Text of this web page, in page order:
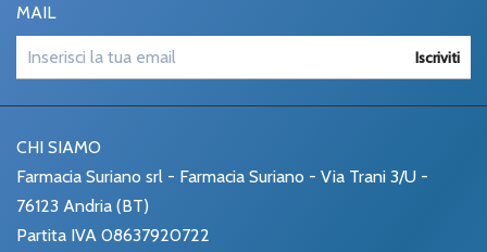
MAIL
Iscriviti
CHI SIAMO
Farmacia Suriano srl - Farmacia Suriano - Via Trani 3/U -
76123 Andria (BT)
Partita IVA 08637920722